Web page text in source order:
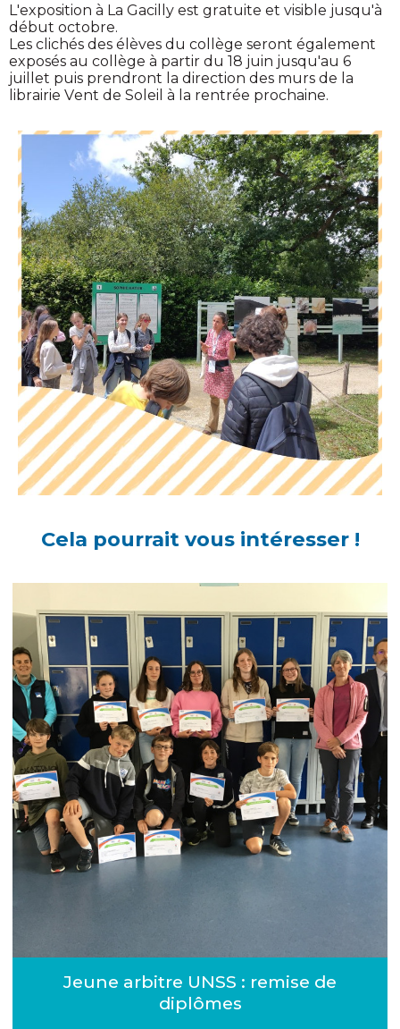
L'exposition à La Gacilly est gratuite et visible jusqu'à
début octobre.
Les clichés des élèves du collège seront également
exposés au collège à partir du 18 juin jusqu'au 6
juillet puis prendront la direction des murs de la
librairie Vent de Soleil à la rentrée prochaine.
Cela pourrait vous intéresser !
Jeune arbitre UNSS : remise de
diplômes